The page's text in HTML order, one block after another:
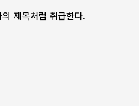
제목처럼 취급한다.